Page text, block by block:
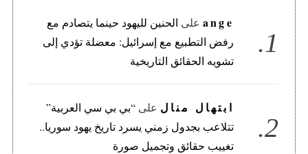
angeعلى الحنين لليهود حينما يتصادم مع
رفض التطبيع مع إسرائيل: معضلة تؤدي إلى
تشويه الحقائق التاريخية
ابتهال منال على“بي بي سي العربية”
تتلاعب بجدول زمني يسرد تاريخ يهود سوريا..
تغييب حقائق وتجميل صورة